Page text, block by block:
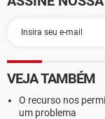
VEJA TAMBÉM
O recurso nos
um problema